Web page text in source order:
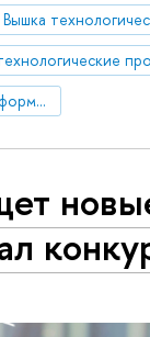
Вышка
Факультет географии и геоинформационных технологий